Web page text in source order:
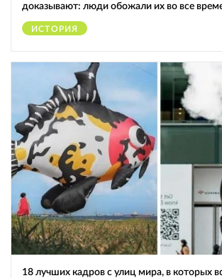
доказывают: люди обожали их во все
ИСТОРИЯ
18 лучших кадров с улиц мира, в которых